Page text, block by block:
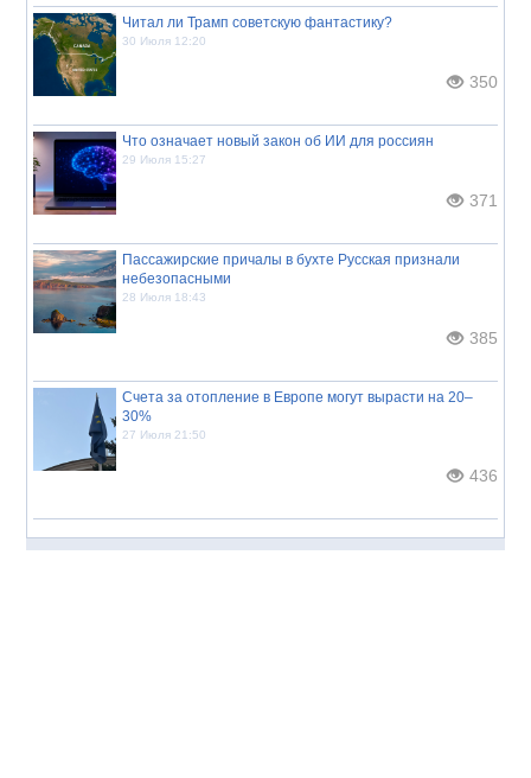
Читал ли Трамп советскую фантастику?
30 Июля 12:20
350
Что означает новый закон об ИИ для россиян
29 Июля 15:27
371
Пассажирские причалы в бухте Русская признали
небезопасными
28 Июля 18:43
385
Счета за отопление в Европе могут вырасти на 20–
30%
27 Июля 21:50
436